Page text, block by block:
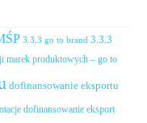
3.3.3 go to brand 3.3.3
marek produktowych – go to
dofinansowanie eksportu
dofinansowanie eksport